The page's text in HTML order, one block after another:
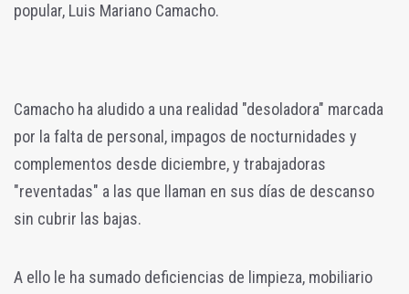
popular, Luis Mariano Camacho.
Camacho ha aludido a una realidad "desoladora" marcada
por la falta de personal, impagos de nocturnidades y
complementos desde diciembre, y trabajadoras
"reventadas" a las que llaman en sus días de descanso
sin cubrir las bajas.
A ello le ha sumado deficiencias de limpieza, mobiliario